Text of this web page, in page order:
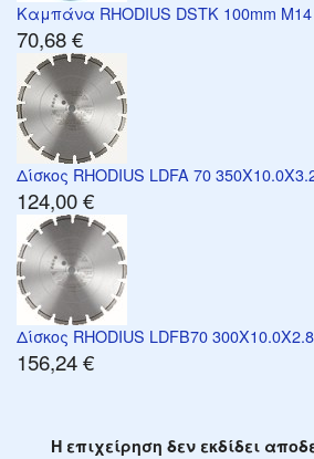
Καμπάνα RHODIUS DSTK 100mm M14
70,68 €
Δίσκος RHODIUS LDFA 70
124,00 €
Δίσκος RHODIUS LDFB70
156,24 €
Η επιχείρηση δεν εκδίδει